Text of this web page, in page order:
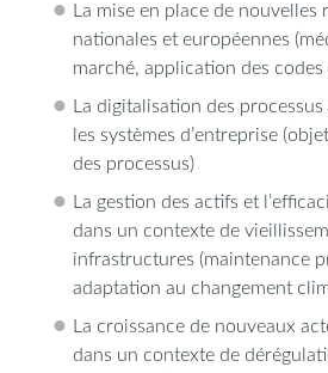
La mise en place de nouvelles
nationales et européennes
marché, application des
La digitalisation des
les systèmes d’entreprise
des processus)
La gestion des actifs et
dans un contexte de
infrastructures (maintenance
adaptation au changement
La croissance de nouveaux
dans un contexte de